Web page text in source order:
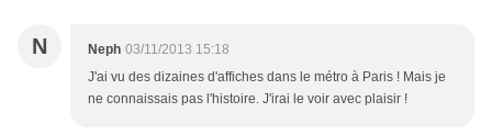
N Neph 03/11/2013 15:18
J'ai vu des dizaines d'affiches dans le métro à Paris ! Mais je
ne connaissais pas l'histoire. J'irai le voir avec plaisir !